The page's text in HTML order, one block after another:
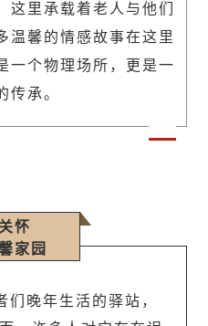
这里承载着老人与他们
温馨的情感故事在这里
一个物理场所，更是一
传承。
怀
家园
们晚年生活的驿站，